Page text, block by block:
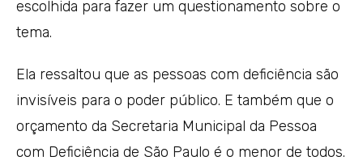
escolhida para fazer um questionamento sobre o
tema.
Ela ressaltou que as pessoas com deficiência são
invisíveis para o poder público. E também que o
orçamento da Secretaria Municipal da Pessoa
com Deficiência de São Paulo é o menor de todos.